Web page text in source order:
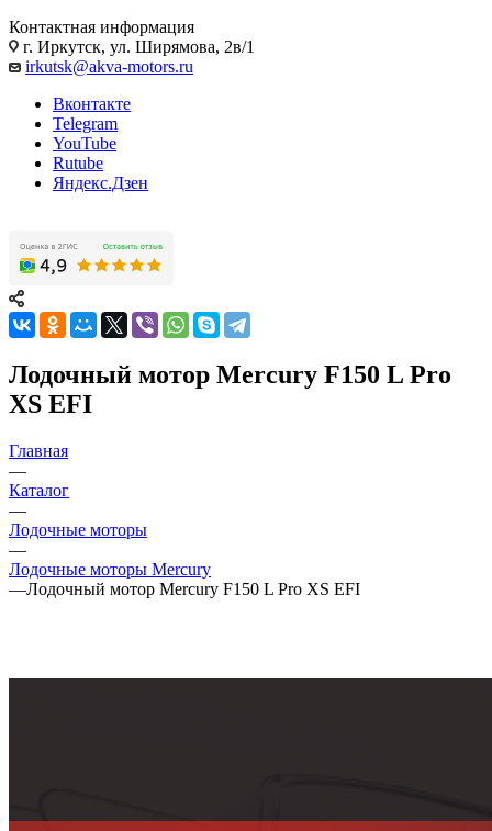
Контактная информация
г. Иркутск, ул. Ширямова, 2в/1
irkutsk@akva-motors.ru
Вконтакте
Telegram
YouTube
Rutube
Яндекс.Дзен
Лодочный мотор Mercury F150 L Pro
XS EFI
Главная
—
Каталог
—
Лодочные моторы
—
Лодочные моторы Mercury
—Лодочный мотор Mercury F150 L Pro XS EFI